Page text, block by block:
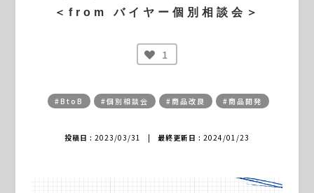
＜from バイヤー個別相談会＞
1
#BtoB #個別相談会 #商品改良 #商品開発
投稿日 : 2023/03/31 | 最終更新日 : 2024/01/23